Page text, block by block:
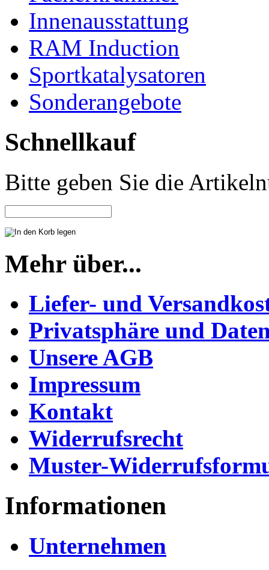
Innenausstattung
RAM Induction
Sportkatalysatoren
Sonderangebote
Schnellkauf
Bitte geben Sie die
Mehr über...
Liefer- und
Privatsphäre und
Unsere AGB
Impressum
Kontakt
Widerrufsrecht
Muster-
Informationen
Unternehmen